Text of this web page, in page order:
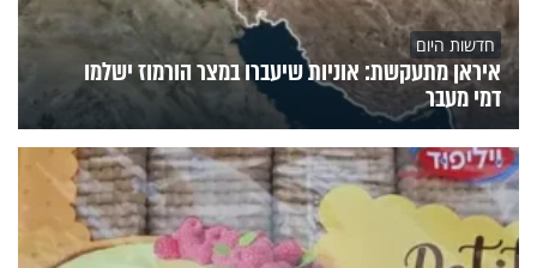
חדשות היום
איראן מתעקשת: אוניות שיעברו במצר הורמוז ישלמו
דמי מעבר